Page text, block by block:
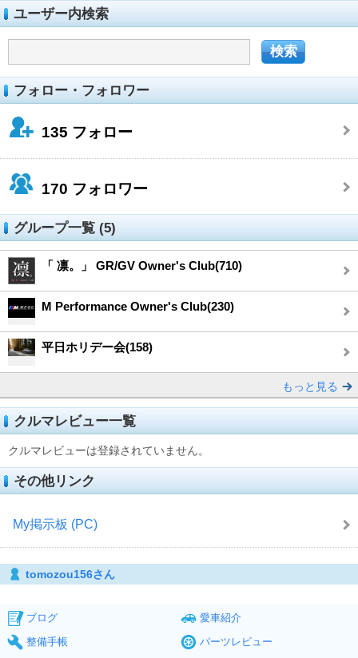
ユーザー内検索
フォロー・フォロワー
135 フォロー
170 フォロワー
グループ一覧 (5)
「 凛。」 GR/GV Owner's Club(710)
M Performance Owner's Club(230)
平日ホリデー会(158)
もっと見る
クルマレビュー一覧
クルマレビューは登録されていません。
その他リンク
My掲示板 (PC)
tomozou156さん
ブログ
愛車紹介
整備手帳
パーツレビュー